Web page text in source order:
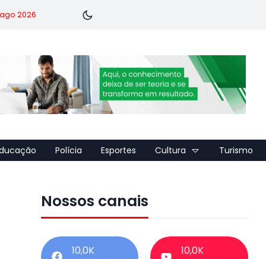
2026
Polícia Esportes Cultura Turismo
Nossos canais
10,0K 10,0K